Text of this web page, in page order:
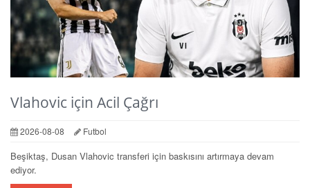
Vlahovic için Acil Çağrı
2026-08-08 Futbol
Beşiktaş, Dusan Vlahovic transferi için baskısını artırmaya devam
ediyor.